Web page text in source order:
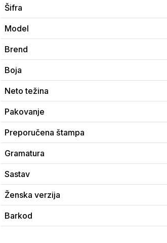
Šifra
Model
Brend
Boja
Neto težina
Pakovanje
Preporučena štampa
Gramatura
Sastav
Ženska verzija
Barkod